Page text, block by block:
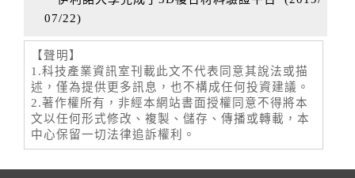
07/22)
【聲明】
1.科技產業資訊室刊載此文不代表同意其說法或描
述，僅為提供更多訊息，也不構成任何投資建議。
2.著作權所有，非經本網站書面授權同意不得將本
文以任何形式修改、複製、儲存、傳播或轉載，本
中心保留一切法律追訴權利。